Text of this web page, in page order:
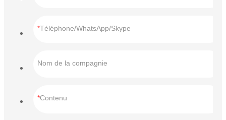
Téléphone/WhatsApp/Skype
Nom de la compagnie
Contenu